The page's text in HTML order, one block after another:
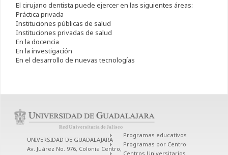
El cirujano dentista puede ejercer en las siguientes áreas:
Práctica privada
Instituciones públicas de salud
Instituciones privadas de salud
En la docencia
En la investigación
En el desarrollo de nuevas tecnologías
UNIVERSIDAD DE GUADALAJARA
Av. Juárez No. 976, Colonia Centro,
Programas educativos
Programas por Centro
Centros Universitarios